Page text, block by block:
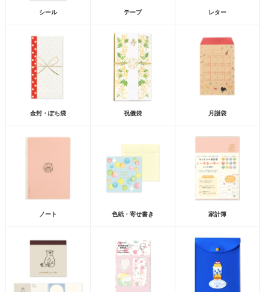
シール テープ レター
金封・ぽち袋 祝儀袋 月謝袋
ノート 色紙・寄せ書き 家計簿